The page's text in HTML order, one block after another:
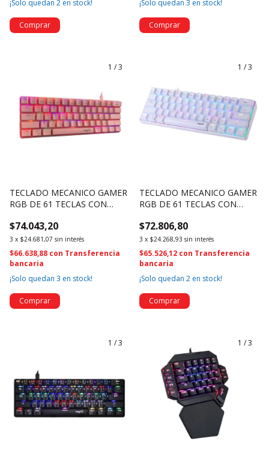
¡Solo quedan 2 en stock!
¡Solo quedan 3 en stock!
1 /3
TECLADO MECANICO GAMER
RGB DE 61 TECLAS CON
(4691)
$74.043,20
3 x $24.681,07 sin interés
$66.638,88 con Transferencia
bancaria
¡Solo quedan 3 en stock!
1 /3
TECLADO MECANICO GAMER
RGB DE 61 TECLAS CON
(4690)
$72.806,80
3 x $24.268,93 sin interés
$65.526,12 con Transferencia
bancaria
¡Solo quedan 2 en stock!
1 /3 1 /3